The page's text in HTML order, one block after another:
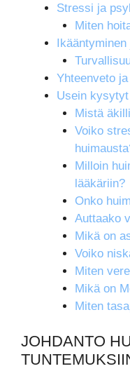
Stressi ja
Miten
Yhteenveto
Usein
Mistä
Voiko
Milloin
lääkäriin?
Onko
Auttaako
Mikä on
Voiko
Miten
Mikä on
Miten
JOHDANTO